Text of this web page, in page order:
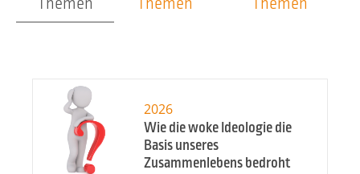
2026
Wie die woke Ideologie die
Basis unseres
Zusammenlebens bedroht